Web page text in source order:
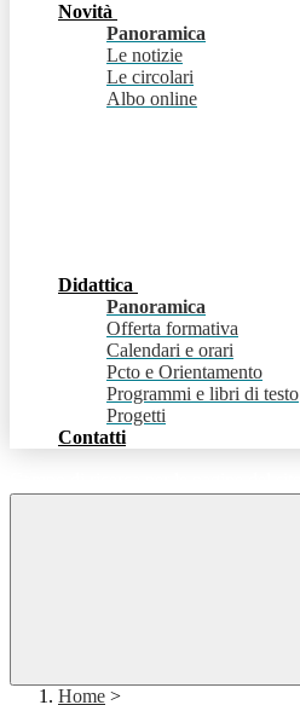
Novità
Panoramica
Le notizie
Le circolari
Albo online
Didattica
Panoramica
Offerta formativa
Calendari e orari
Pcto e Orientamento
Programmi e libri di testo
Progetti
Contatti
Home >